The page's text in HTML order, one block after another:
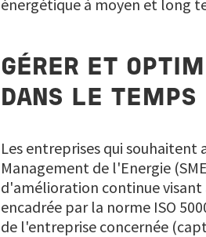
énergétique à moyen et long
GÉRER ET
DANS LE TEMPS
Les entreprises qui
Management de l'Energie
d'amélioration continue
encadrée par la norme ISO
de l'entreprise concernée